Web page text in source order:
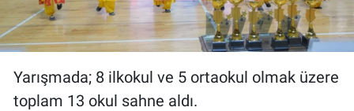
Yarışmada; 8 ilkokul ve 5 ortaokul olmak üzere
toplam 13 okul sahne aldı.